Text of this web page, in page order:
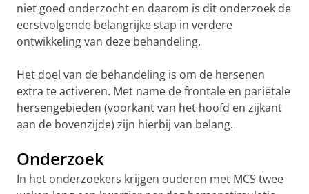
niet goed onderzocht en daarom is dit onderzoek de
eerstvolgende belangrijke stap in verdere
ontwikkeling van deze behandeling.
Het doel van de behandeling is om de hersenen
extra te activeren. Met name de frontale en pariëtale
hersengebieden (voorkant van het hoofd en zijkant
aan de bovenzijde) zijn hierbij van belang.
Onderzoek
In het onderzoekers krijgen ouderen met MCS twee